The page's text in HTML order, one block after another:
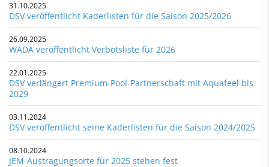
31.10.2025
DSV veröffentlicht Kaderlisten für die Saison 2025/2026
26.09.2025
WADA veröffentlicht Verbotsliste für 2026
22.01.2025
DSV verlängert Premium-Pool-Partnerschaft mit Aquafeel bis
2029
03.11.2024
DSV veröffentlicht seine Kaderlisten für die Saison 2024/2025
08.10.2024
JEM-Austragungsorte für 2025 stehen fest